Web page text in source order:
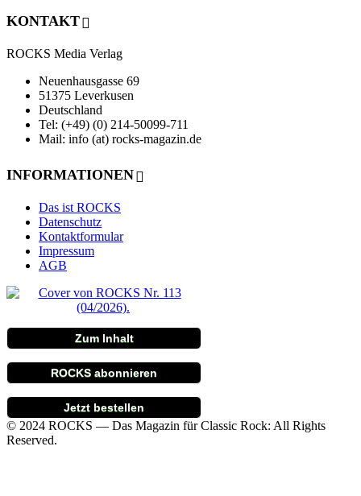
KONTAKT
ROCKS Media Verlag
Neuenhausgasse 69
51375 Leverkusen
Deutschland
Tel: (+49) (0) 214-50099-711
Mail: info (at) rocks-magazin.de
INFORMATIONEN
Das ist ROCKS
Datenschutz
Kontaktformular
Impressum
AGB
Zum Inhalt
ROCKS abonnieren
Jetzt bestellen
© 2024 ROCKS — Das Magazin für Classic Rock: All Rights
Reserved.